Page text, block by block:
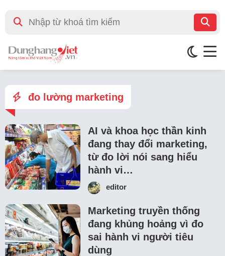
đo lường marketing
AI và khoa học thần kinh
đang thay đổi marketing,
từ đo lời nói sang hiểu
hành vi…
editor
Marketing truyền thống
đang khủng hoảng vì đo
sai hành vi người tiêu
dùng